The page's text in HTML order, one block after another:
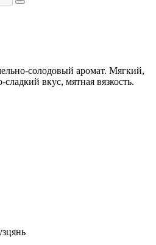
солодовый аромат. Мягкий,
вкус, мятная вязкость.